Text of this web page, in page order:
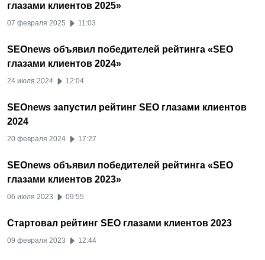
глазами клиентов 2025»
07 февраля 2025 11:03
SEOnews объявил победителей рейтинга «SEO
глазами клиентов 2024»
24 июля 2024 12:04
SEOnews запустил рейтинг SEO глазами клиентов
2024
20 февраля 2024 17:27
SEOnews объявил победителей рейтинга «SEO
глазами клиентов 2023»
06 июля 2023 09:55
Стартовал рейтинг SEO глазами клиентов 2023
09 февраля 2023 12:44